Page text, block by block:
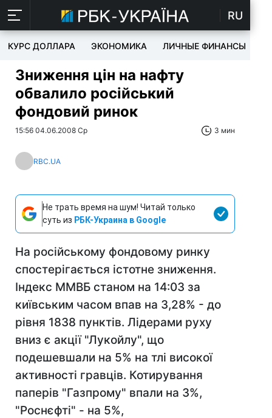
RU
КУРС ДОЛЛАРА ЭКОНОМИКА ЛИЧНЫЕ ФИНАНСЫ
Зниження цін на нафту
обвалило російський
фондовий ринок
15:56 04.06.2008 Ср 3 мин
RBC.UA
Не трать время на шум! Читай только
суть из РБК-Украина в Google
На російському фондовому ринку
спостерігається істотне зниження.
Індекс ММВБ станом на 14:03 за
київським часом впав на 3,28% - до
рівня 1838 пунктів. Лідерами руху
вниз є акції "Лукойлу", що
подешевшали на 5% на тлі високої
активності гравців. Котирування
паперів "Газпрому" впали на 3%,
"Роснєфті" - на 5%,